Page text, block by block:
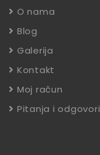
O nama
Blog
Galerija
Kontakt
Moj račun
Pitanja i odgovori